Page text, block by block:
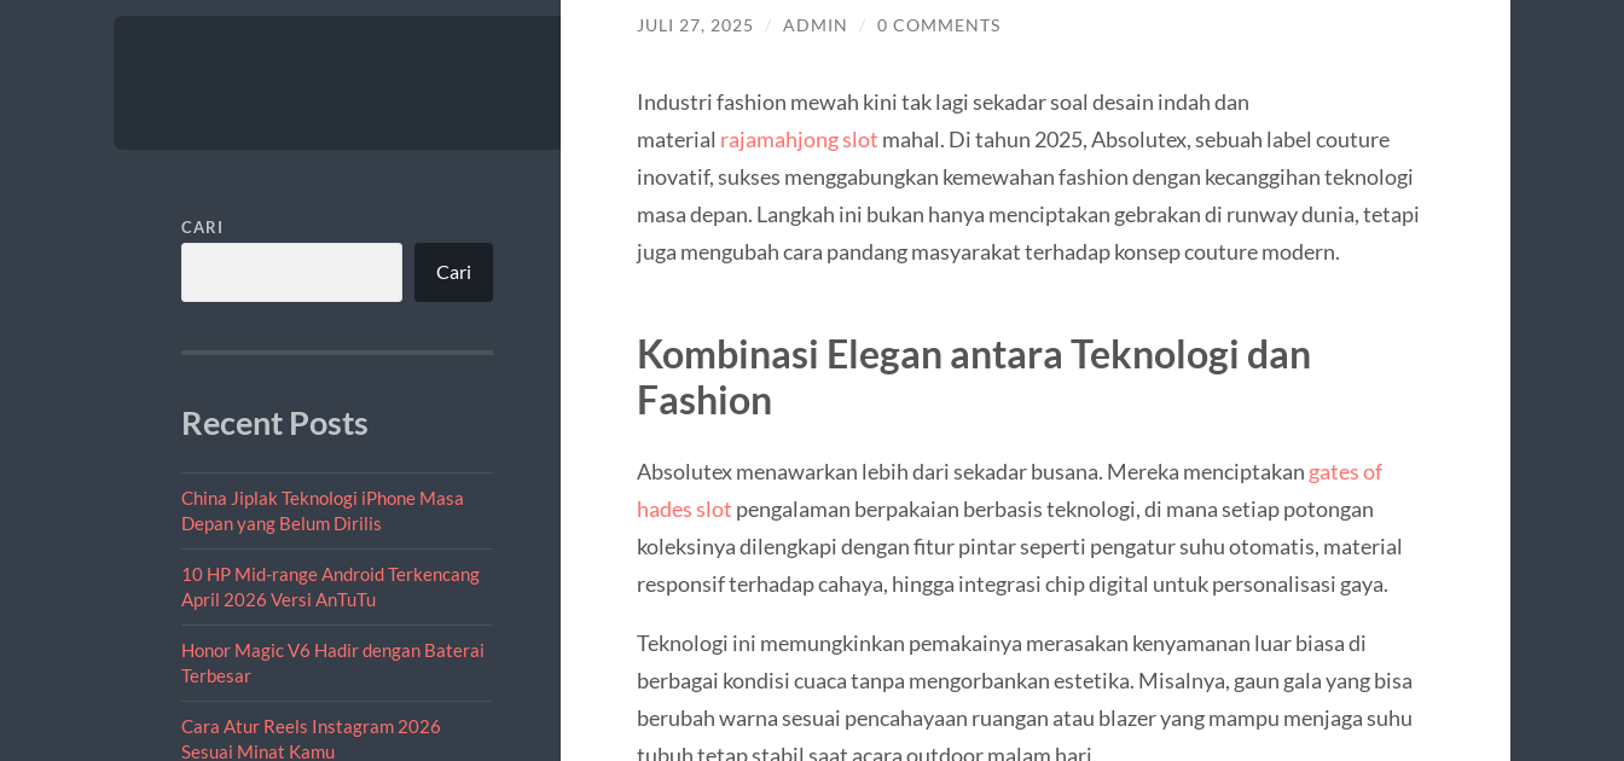
CARI
Cari
Recent Posts
China Jiplak Teknologi iPhone Masa
Depan yang Belum Dirilis
10 HP Mid-range Android Terkencang
April 2026 Versi AnTuTu
Honor Magic V6 Hadir dengan Baterai
Terbesar
Cara Atur Reels Instagram 2026
Sesuai Minat Kamu
JULI 27, 2025 / ADMIN / 0 COMMENTS
Industri fashion mewah kini tak lagi sekadar soal desain indah dan
material rajamahjong slot mahal. Di tahun 2025, Absolutex, sebuah label couture
inovatif, sukses menggabungkan kemewahan fashion dengan kecanggihan teknologi
masa depan. Langkah ini bukan hanya menciptakan gebrakan di runway dunia, tetapi
juga mengubah cara pandang masyarakat terhadap konsep couture modern.
Kombinasi Elegan antara Teknologi dan
Fashion
Absolutex menawarkan lebih dari sekadar busana. Mereka menciptakan gates of
hades slot pengalaman berpakaian berbasis teknologi, di mana setiap potongan
koleksinya dilengkapi dengan fitur pintar seperti pengatur suhu otomatis, material
responsif terhadap cahaya, hingga integrasi chip digital untuk personalisasi gaya.
Teknologi ini memungkinkan pemakainya merasakan kenyamanan luar biasa di
berbagai kondisi cuaca tanpa mengorbankan estetika. Misalnya, gaun gala yang bisa
berubah warna sesuai pencahayaan ruangan atau blazer yang mampu menjaga suhu
tubuh tetap stabil saat acara outdoor malam hari.